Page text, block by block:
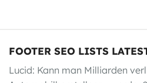
FOOTER SEO LISTS
Lucid: Kann man Milliarden